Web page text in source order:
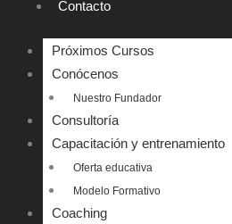
Contacto
Próximos Cursos
Conócenos
Nuestro Fundador
Consultoría
Capacitación y entrenamiento
Oferta educativa
Modelo Formativo
Coaching